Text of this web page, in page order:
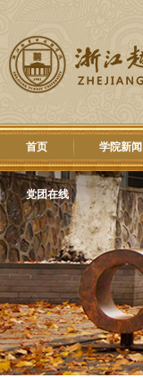
首页 学院新闻
党团在线